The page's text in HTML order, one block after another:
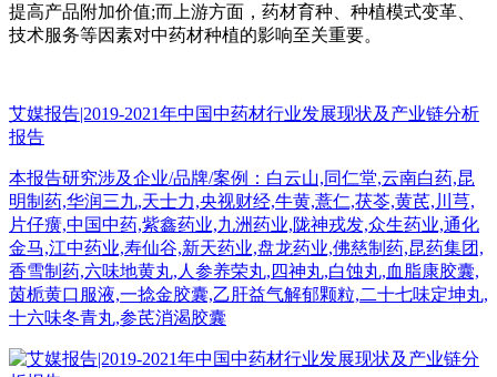
提高产品附加价值;而上游方面，药材育种、种植模式变革、
技术服务等因素对中药材种植的影响至关重要。
艾媒报告|2019-2021年中国中药材行业发展现状及产业链分析
报告
本报告研究涉及企业/品牌/案例：白云山,同仁堂,云南白药,昆
明制药,华润三九,天士力,央视财经,牛黄,薏仁,茯苓,黄芪,川芎,
片仔癀,中国中药,紫鑫药业,九洲药业,陇神戎发,众生药业,通化
金马,江中药业,寿仙谷,新天药业,盘龙药业,佛慈制药,昆药集团,
香雪制药,六味地黄丸,人参养荣丸,四神丸,白蚀丸,血脂康胶囊,
茵栀黄口服液,一捻金胶囊,乙肝益气解郁颗粒,二十七味定坤丸,
十六味冬青丸,参芪消渴胶囊